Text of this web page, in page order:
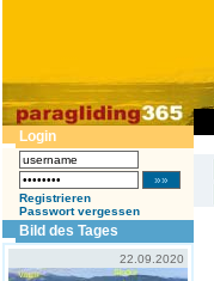
Login
Registrieren
Passwort vergessen
Bild des Tages
22.09.2020